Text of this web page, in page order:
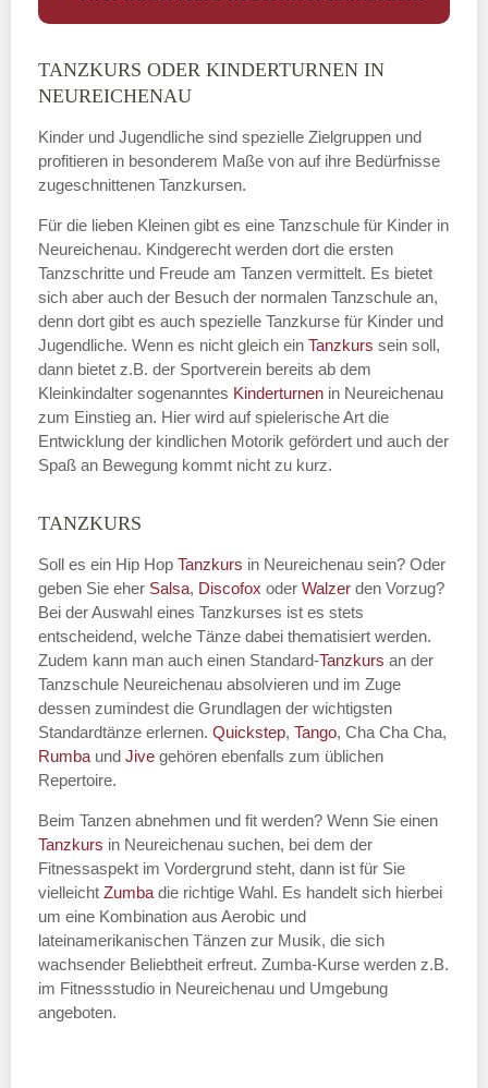
Name
E-Mail*
Name der Tanzschule
Kontakt E-Mail
Name des Tanzkurs*
Tanzart*
TANZKURS ODER KINDERTURNEN IN
NEUREICHENAU
Kinder und Jugendliche sind spezielle Zielgruppen und
profitieren in besonderem Maße von auf ihre Bedürfnisse
zugeschnittenen Tanzkursen.
Für die lieben Kleinen gibt es eine Tanzschule für Kinder in
Neureichenau. Kindgerecht werden dort die ersten
Tanzschritte und Freude am Tanzen vermittelt. Es bietet
sich aber auch der Besuch der normalen Tanzschule an,
denn dort gibt es auch spezielle Tanzkurse für Kinder und
Jugendliche. Wenn es nicht gleich ein Tanzkurs sein soll,
dann bietet z.B. der Sportverein bereits ab dem
Kleinkindalter sogenanntes Kinderturnen in Neureichenau
zum Einstieg an. Hier wird auf spielerische Art die
Entwicklung der kindlichen Motorik gefördert und auch der
Spaß an Bewegung kommt nicht zu kurz.
TANZKURS
Soll es ein Hip Hop Tanzkurs in Neureichenau sein? Oder
geben Sie eher Salsa, Discofox oder Walzer den Vorzug?
Bei der Auswahl eines Tanzkurses ist es stets
entscheidend, welche Tänze dabei thematisiert werden.
Zudem kann man auch einen Standard-Tanzkurs an der
Tanzschule Neureichenau absolvieren und im Zuge
dessen zumindest die Grundlagen der wichtigsten
Standardtänze erlernen. Quickstep, Tango, Cha Cha Cha,
Rumba und Jive gehören ebenfalls zum üblichen
Repertoire.
Beim Tanzen abnehmen und fit werden? Wenn Sie einen
Tanzkurs in Neureichenau suchen, bei dem der
Fitnessaspekt im Vordergrund steht, dann ist für Sie
vielleicht Zumba die richtige Wahl. Es handelt sich hierbei
um eine Kombination aus Aerobic und
lateinamerikanischen Tänzen zur Musik, die sich
wachsender Beliebtheit erfreut. Zumba-Kurse werden z.B.
im Fitnessstudio in Neureichenau und Umgebung
angeboten.